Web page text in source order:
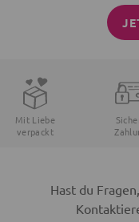
Mit Liebe
verpackt
Hast du